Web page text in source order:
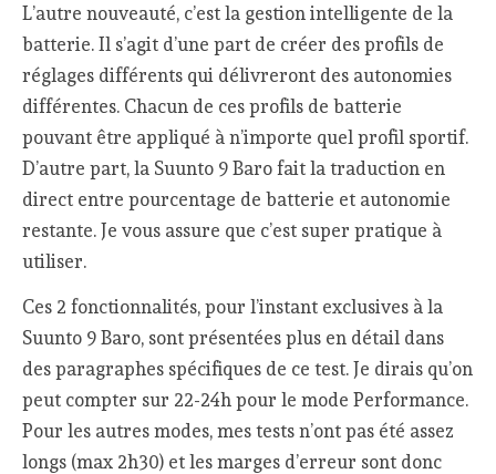
L’autre nouveauté, c’est la gestion intelligente de la
batterie. Il s’agit d’une part de créer des profils de
réglages différents qui délivreront des autonomies
différentes. Chacun de ces profils de batterie
pouvant être appliqué à n’importe quel profil sportif.
D’autre part, la Suunto 9 Baro fait la traduction en
direct entre pourcentage de batterie et autonomie
restante. Je vous assure que c’est super pratique à
utiliser.
Ces 2 fonctionnalités, pour l’instant exclusives à la
Suunto 9 Baro, sont présentées plus en détail dans
des paragraphes spécifiques de ce test. Je dirais qu’on
peut compter sur 22-24h pour le mode Performance.
Pour les autres modes, mes tests n’ont pas été assez
longs (max 2h30) et les marges d’erreur sont donc